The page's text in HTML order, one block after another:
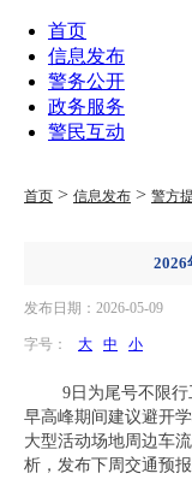
首页
信息发布
警务公开
政务服务
警民互动
首页 > 信息发布 > 警方
2026
发布日期：2026-05-09
字号： 大 中 小
9日为尾号不限
早高峰期间建议避开
大型活动场地周边车
析，发布下周交通预报